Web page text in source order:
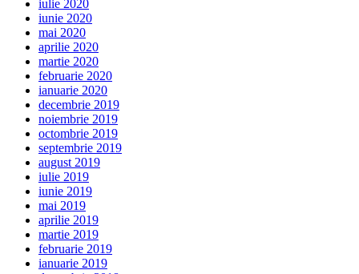
iulie 2020
iunie 2020
mai 2020
aprilie 2020
martie 2020
februarie 2020
ianuarie 2020
decembrie 2019
noiembrie 2019
octombrie 2019
septembrie 2019
august 2019
iulie 2019
iunie 2019
mai 2019
aprilie 2019
martie 2019
februarie 2019
ianuarie 2019